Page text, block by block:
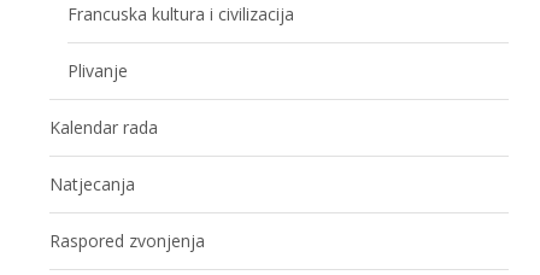
Francuska kultura i civilizacija
Plivanje
Kalendar rada
Natjecanja
Raspored zvonjenja